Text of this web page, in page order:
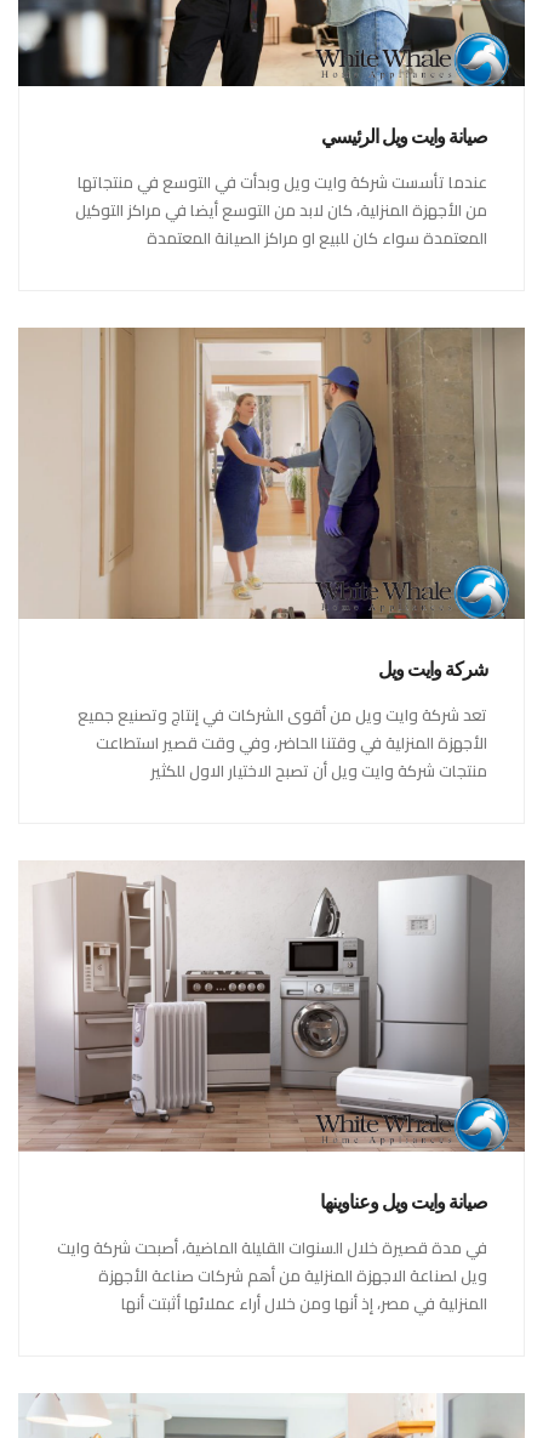
صيانة وايت ويل الرئيسي
عندما تأسست شركة وايت ويل وبدأت في التوسع في منتجاتها
من الأجهزة المنزلية، كان لابد من التوسع أيضا في مراكز التوكيل
المعتمدة سواء كان للبيع او مراكز الصيانة المعتمدة
شركة وايت ويل
تعد شركة وايت ويل من أقوى الشركات في إنتاج وتصنيع جميع
الأجهزة المنزلية في وقتنا الحاضر، وفي وقت قصير استطاعت
منتجات شركة وايت ويل أن تصبح الاختيار الاول للكثير
صيانة وايت ويل وعناوينها
في مدة قصيرة خلال السنوات القليلة الماضية، أصبحت شركة وايت
ويل لصناعة الاجهزة المنزلية من أهم شركات صناعة الأجهزة
المنزلية في مصر، إذ أنها ومن خلال أراء عملائها أثبتت أنها